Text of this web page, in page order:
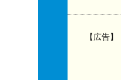
【広告】